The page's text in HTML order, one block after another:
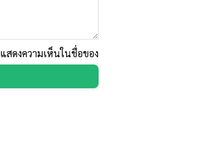
แสดงความเห็นในชื่อของ